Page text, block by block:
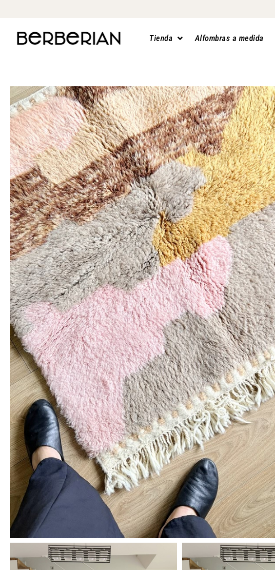
Tienda Alfombras a medida